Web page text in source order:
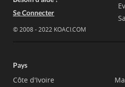
Se Connecter
© 2008 - 2022 KOACI.COM
Pays
Côte d'Ivoire